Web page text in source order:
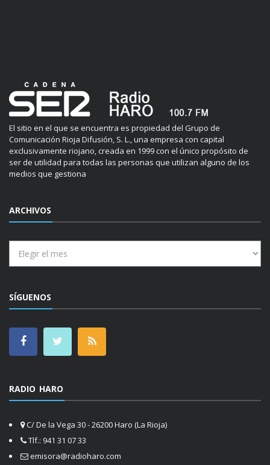
El sitio en el que se encuentra es propiedad del Grupo de
Comunicación Rioja Difusión, S. L., una empresa con capital
exclusivamente riojano, creada en 1999 con el único propósito de
ser de utilidad para todas las personas que utilizan alguno de los
medios que gestiona
ARCHIVOS
SÍGUENOS
RADIO HARO
C/ De la Vega 30 - 26200 Haro (La Rioja)
Tlf.: 941 31 07 33
emisora@radioharo.com